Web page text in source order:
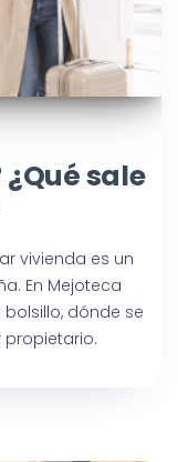
sale
vivienda es un
En Mejoteca
dónde se